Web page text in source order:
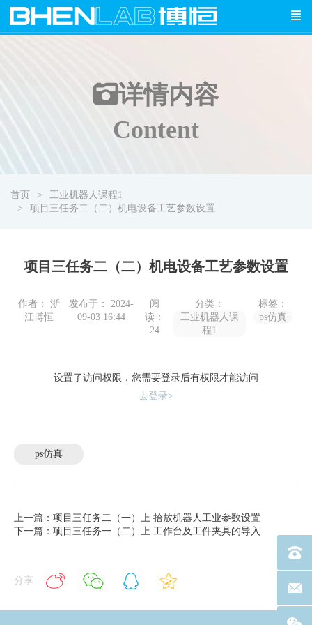
详情内容
Content
首页
工业机器人课程1
项目三任务二（二）机电设备工艺参数设置
项目三任务二（二）机电设备工艺参数设置
作者： 浙
江博恒
发布于： 2024-
09-03 16:44
阅
读：
24
分类：
工业机器人课
程1
标签：
ps仿真
设置了访问权限，您需要登录后有权限才能访问
去登录>
ps仿真
上一篇：项目三任务二（一）上 拾放机器人工业参数设置
下一篇：项目三任务一（二）上 工作台及工件夹具的导入
分享
电话
联系